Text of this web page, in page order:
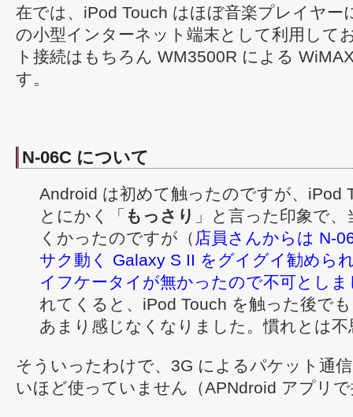
在では、iPod Touch はほぼ音楽プレイヤー
の小型インターネット端末として利用して
ト接続はもちろん WM3500R による
す。
N-06C について
Android は初めて触ったのですが、iPod
とにかく「 もっさり 」と言った印象で
くかったのですが（ 店員さんからは N-
サク動く Galaxy S II をグイグイ勧めら
イフケータイが無かったので不可としま
れてくると、iPod Touch を触った後で
あまり感じなくなりました。慣れとは
そういったわけで、3G によるパケット通
いほど使っていません（APNdroid アプリ